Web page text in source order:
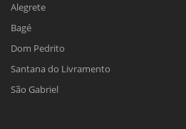
Alegrete
Bagé
Dom Pedrito
Santana do Livramento
São Gabriel